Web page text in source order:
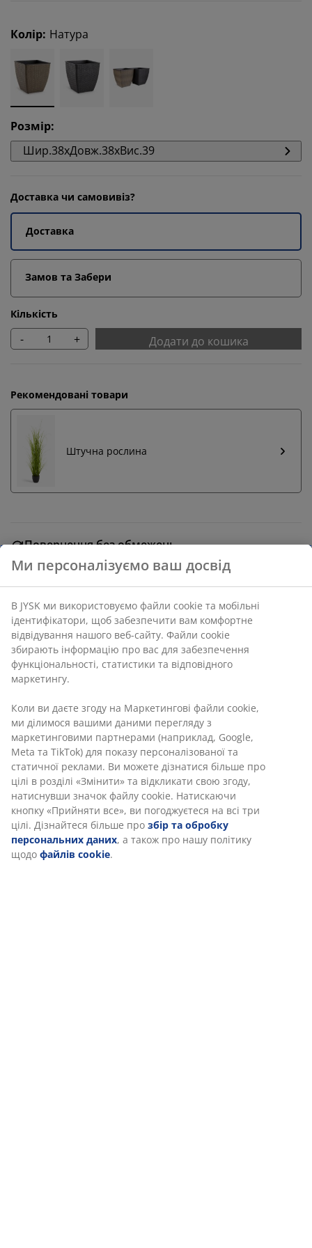
Колір: Натура
Розмір:
Шир.38xДовж.38xВис.39
Доставка чи самовивіз?
Доставка
Замов та Забери
Кількість
- + Додати до кошика
Рекомендовані товари
Штучна рослина
Повернення без обмежень
Без часових обмежень - повертайте в будь-якому
магазині JYSK
30 днів гарантії ціни на всі товари
Різні варіанти доставки
Швидка та зручна доставка на ваш вибір
Кошик для рослин із плетеним дизайном,
виготовлений з міцного петану. Цей легкий та
морозостійкий кошик підходить для саду чи
балкона. Для використання на вулиці можна легко
зробити дренажний отвір. 38х38 см, вис. 39 см
Артикул: 6426201
Характеристики